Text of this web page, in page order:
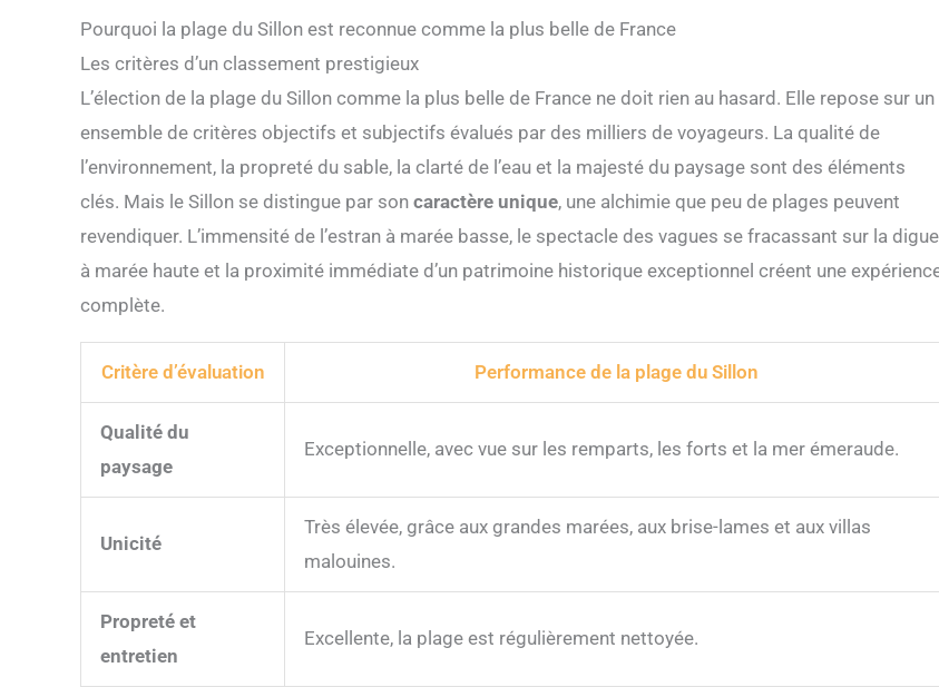
Pourquoi la plage du Sillon est reconnue comme la plus belle de France
Les critères d’un classement prestigieux
L’élection de la plage du Sillon comme la plus belle de France ne doit rien au hasard. Elle repose sur un
ensemble de critères objectifs et subjectifs évalués par des milliers de voyageurs. La qualité de
l’environnement, la propreté du sable, la clarté de l’eau et la majesté du paysage sont des éléments
clés. Mais le Sillon se distingue par son caractère unique, une alchimie que peu de plages peuvent
revendiquer. L’immensité de l’estran à marée basse, le spectacle des vagues se fracassant sur la digue
à marée haute et la proximité immédiate d’un patrimoine historique exceptionnel créent une
complète.
Critère d’évaluation Performance de la plage du Sillon
Qualité du
paysage
Exceptionnelle, avec vue sur les remparts, les forts et la mer émeraude.
Unicité
Très élevée, grâce aux grandes marées, aux brise-lames et aux villas
malouines.
Propreté et
entretien
Excellente, la plage est régulièrement nettoyée.